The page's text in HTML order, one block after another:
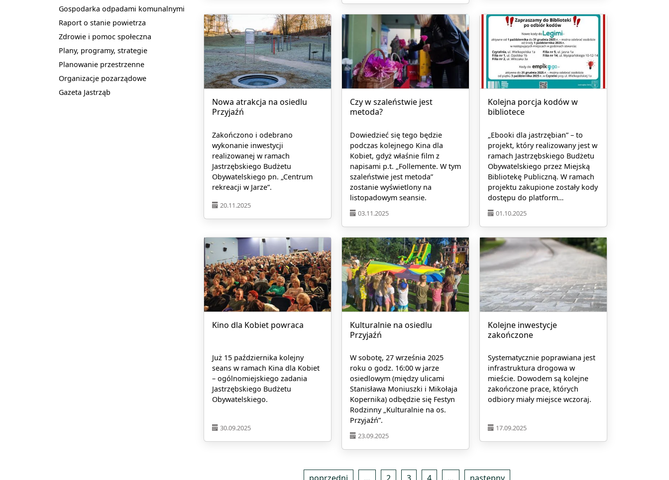
Gospodarka odpadami komunalnymi
Raport o stanie powietrza
Zdrowie i pomoc społeczna
Plany, programy, strategie
Planowanie przestrzenne
Organizacje pozarządowe
Gazeta Jastrząb
Nowa atrakcja na osiedlu
Przyjaźń
Zakończono i odebrano
wykonanie inwestycji
realizowanej w ramach
Jastrzębskiego Budżetu
Obywatelskiego pn. „Centrum
rekreacji w Jarze”.
20.11.2025
Czy w szaleństwie jest
metoda?
Dowiedzieć się tego będzie
podczas kolejnego Kina dla
Kobiet, gdyż właśnie film z
napisami p.t. „Follemente. W tym
szaleństwie jest metoda”
zostanie wyświetlony na
listopadowym seansie.
03.11.2025
Kolejna porcja kodów w
bibliotece
„Ebooki dla jastrzębian” – to
projekt, który realizowany jest w
ramach Jastrzębskiego Budżetu
Obywatelskiego przez Miejską
Bibliotekę Publiczną. W ramach
projektu zakupione zostały kody
dostępu do platform…
01.10.2025
Kino dla Kobiet powraca
Już 15 października kolejny
seans w ramach Kina dla Kobiet
– ogólnomiejskiego zadania
Jastrzębskiego Budżetu
Obywatelskiego.
30.09.2025
Kulturalnie na osiedlu
Przyjaźń
W sobotę, 27 września 2025
roku o godz. 16:00 w jarze
osiedlowym (między ulicami
Stanisława Moniuszki i Mikołaja
Kopernika) odbędzie się Festyn
Rodzinny „Kulturalnie na os.
Przyjaźń”.
23.09.2025
Kolejne inwestycje
zakończone
Systematycznie poprawiana jest
infrastruktura drogowa w
mieście. Dowodem są kolejne
zakończone prace, których
odbiory miały miejsce wczoraj.
17.09.2025